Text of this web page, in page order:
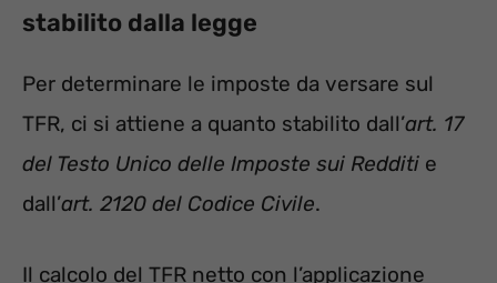
stabilito dalla legge
Per determinare le imposte da versare sul
TFR, ci si attiene a quanto stabilito dall’art. 17
del Testo Unico delle Imposte sui Redditi e
dall’art. 2120 del Codice Civile.
Il calcolo del TFR netto con l’applicazione